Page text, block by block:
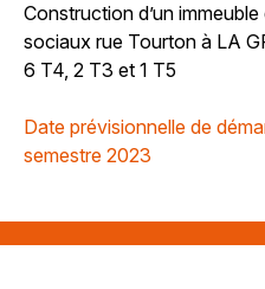
Construction d’un
sociaux rue Tourton à LA
6 T4, 2 T3 et 1 T5
Date prévisionnelle de
semestre 2023